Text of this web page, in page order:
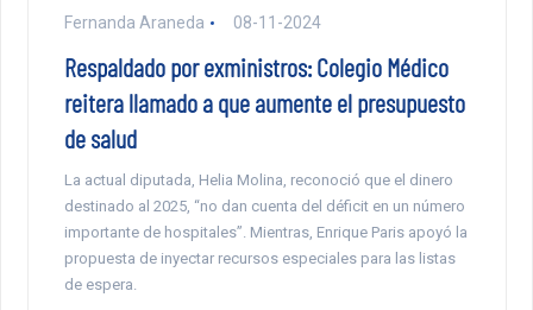
Fernanda Araneda 08-11-2024
Respaldado por exministros: Colegio Médico
reitera llamado a que aumente el presupuesto
de salud
La actual diputada, Helia Molina, reconoció que el dinero
destinado al 2025, “no dan cuenta del déficit en un número
importante de hospitales”. Mientras, Enrique Paris apoyó la
propuesta de inyectar recursos especiales para las listas
de espera.